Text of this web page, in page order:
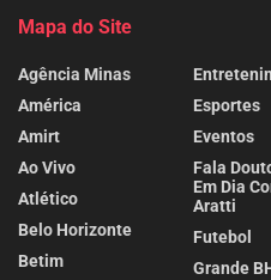
Mapa do Site
Agência Minas
América
Amirt
Ao Vivo
Atlético
Belo Horizonte
Betim
Esportes
Eventos
Fala
Em Dia
Aratti
Futebol
Grande